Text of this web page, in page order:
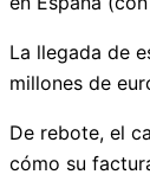
La llegada de
millones de
De rebote, el
cómo su